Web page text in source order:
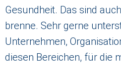
Gesundheit. Das sind
brenne. Sehr gerne
Unternehmen,
diesen Bereichen, für die